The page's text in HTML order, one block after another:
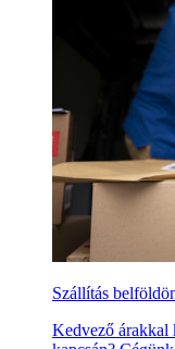
Szállítás
Kedvező árakkal